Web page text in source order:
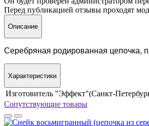
Перед публикацией отзывы проходят
Описание
Серебряная родированная цепочка,
Характеристики
Изготовитель "Эффект"(Санкт-
Сопутствующие товары